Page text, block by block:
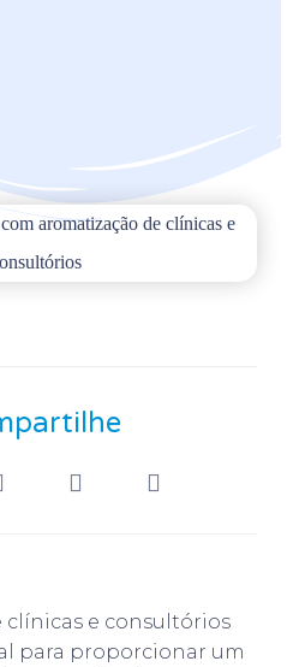
clínicas e consultórios
para proporcionar um